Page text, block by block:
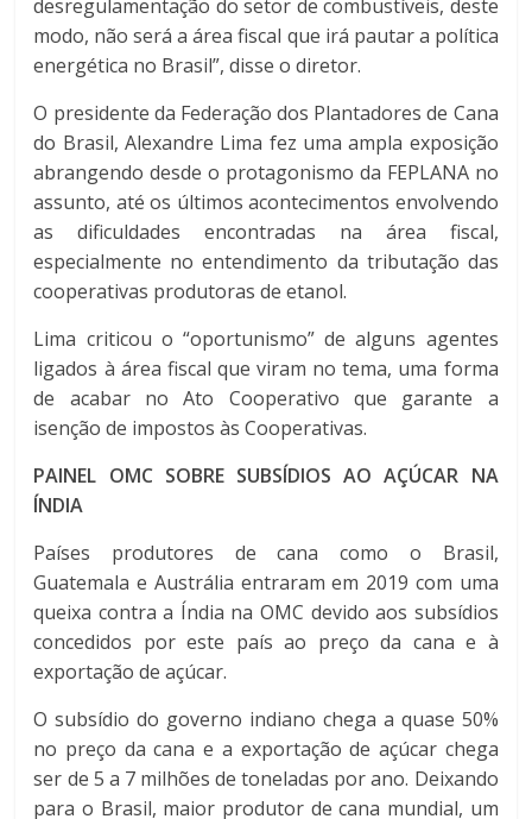
desregulamentação do setor de combustíveis, deste
modo, não será a área fiscal que irá pautar a política
energética no Brasil”, disse o diretor.
O presidente da Federação dos Plantadores de Cana
do Brasil, Alexandre Lima fez uma ampla exposição
abrangendo desde o protagonismo da FEPLANA no
assunto, até os últimos acontecimentos envolvendo
as dificuldades encontradas na área fiscal,
especialmente no entendimento da tributação das
cooperativas produtoras de etanol.
Lima criticou o “oportunismo” de alguns agentes
ligados à área fiscal que viram no tema, uma forma
de acabar no Ato Cooperativo que garante a
isenção de impostos às Cooperativas.
PAINEL OMC SOBRE SUBSÍDIOS AO AÇÚCAR NA
ÍNDIA
Países produtores de cana como o Brasil,
Guatemala e Austrália entraram em 2019 com uma
queixa contra a Índia na OMC devido aos subsídios
concedidos por este país ao preço da cana e à
exportação de açúcar.
O subsídio do governo indiano chega a quase 50%
no preço da cana e a exportação de açúcar chega
ser de 5 a 7 milhões de toneladas por ano. Deixando
para o Brasil, maior produtor de cana mundial, um